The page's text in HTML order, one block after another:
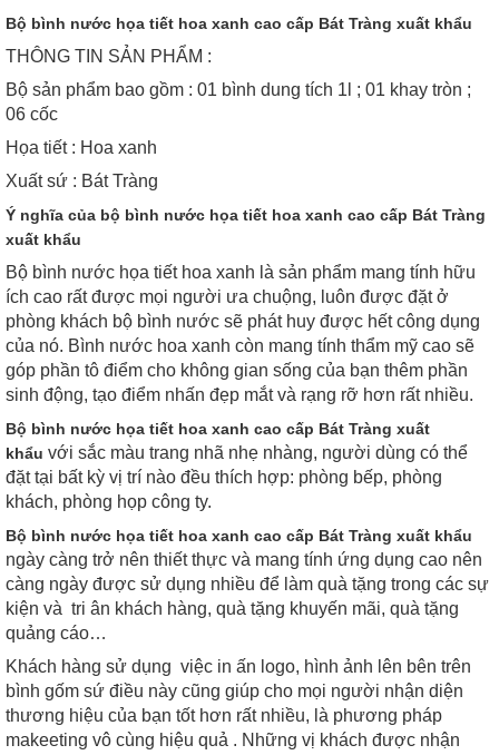
Bộ bình nước họa tiết hoa xanh cao cấp Bát Tràng xuất khẩu
THÔNG TIN SẢN PHẨM :
Bộ sản phẩm bao gồm : 01 bình dung tích 1l ; 01 khay tròn ;
06 cốc
Họa tiết : Hoa xanh
Xuất sứ : Bát Tràng
Ý nghĩa của bộ bình nước họa tiết hoa xanh cao cấp Bát Tràng
xuất khẩu
Bộ bình nước họa tiết hoa xanh là sản phẩm mang tính hữu
ích cao rất được mọi người ưa chuộng, luôn được đặt ở
phòng khách bộ bình nước sẽ phát huy được hết công dụng
của nó. Bình nước hoa xanh còn mang tính thẩm mỹ cao sẽ
góp phần tô điểm cho không gian sống của bạn thêm phần
sinh động, tạo điểm nhấn đẹp mắt và rạng rỡ hơn rất nhiều.
Bộ bình nước họa tiết hoa xanh cao cấp Bát Tràng xuất
khẩu với sắc màu trang nhã nhẹ nhàng, người dùng có thể
đặt tại bất kỳ vị trí nào đều thích hợp: phòng bếp, phòng
khách, phòng họp công ty.
Bộ bình nước họa tiết hoa xanh cao cấp Bát Tràng xuất khẩu
ngày càng trở nên thiết thực và mang tính ứng dụng cao nên
càng ngày được sử dụng nhiều để làm quà tặng trong các sự
kiện và tri ân khách hàng, quà tặng khuyến mãi, quà tặng
quảng cáo…
Khách hàng sử dụng việc in ấn logo, hình ảnh lên bên trên
bình gốm sứ điều này cũng giúp cho mọi người nhận diện
thương hiệu của bạn tốt hơn rất nhiều, là phương pháp
makeeting vô cùng hiệu quả . Những vị khách được nhận